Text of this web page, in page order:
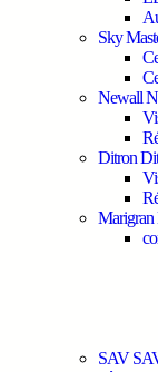
Sky
Newall
Ditron
Marigran
SAV